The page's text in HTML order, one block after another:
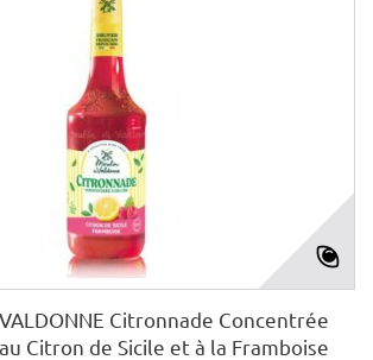
Citronnade Concentrée
Citron de Sicile et à la Framboise